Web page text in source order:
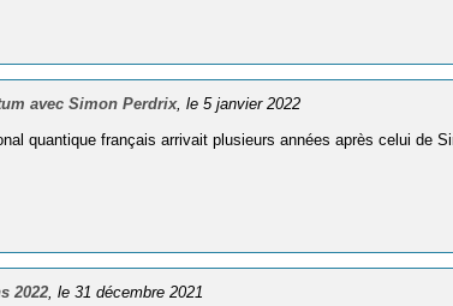
avec Simon Perdrix, le 5 janvier 2022
quantique français arrivait plusieurs années après celui de
2022, le 31 décembre 2021